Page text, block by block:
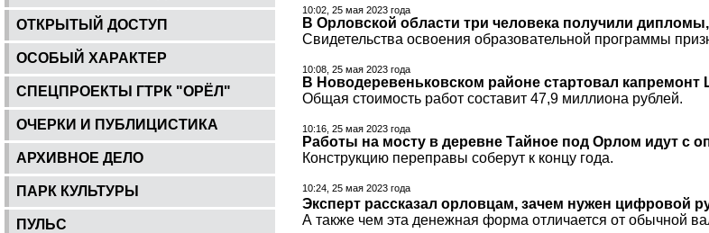
ОТКРЫТЫЙ ДОСТУП
ОСОБЫЙ ХАРАКТЕР
СПЕЦПРОЕКТЫ ГТРК "ОРЁЛ"
ОЧЕРКИ И ПУБЛИЦИСТИКА
АРХИВНОЕ ДЕЛО
ПАРК КУЛЬТУРЫ
ПУЛЬС
10:02, 25 мая 2023 года
В Орловской области три человека получили
Свидетельства освоения образовательной программы
10:08, 25 мая 2023 года
В Новодеревеньковском районе стартовал капремонт
Общая стоимость работ составит 47,9 миллиона рублей.
10:16, 25 мая 2023 года
Работы на мосту в деревне Тайное под Орлом идут с
Конструкцию переправы соберут к концу года.
10:24, 25 мая 2023 года
Эксперт рассказал орловцам, зачем нужен цифровой
А также чем эта денежная форма отличается от обычной